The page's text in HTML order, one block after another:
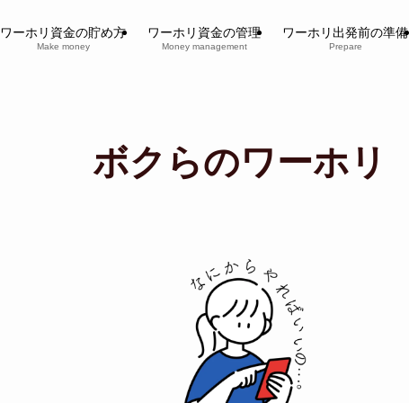
ワーホリ資金の貯め方
Make money
ワーホリ資金の管理
Money management
ワーホリ出発前の準備
Prepare
ボクらのワーホリ